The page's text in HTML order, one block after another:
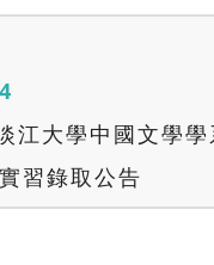
江大學中國文學學
習錄取公告